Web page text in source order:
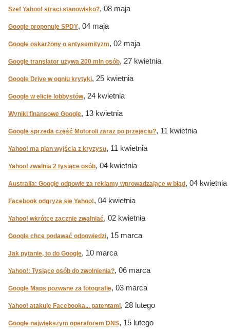
Szef Yahoo! straci stanowisko?, 08 maja
Google proponuje SPDY, 04 maja
Google oskarżony o antysemityzm, 02 maja
Google translator używa 200 mln osób, 27 kwietnia
Google Drive w ogniu krytyki, 25 kwietnia
Google w elicie lobbystów, 24 kwietnia
Wyniki finansowe Google, 13 kwietnia
Google sprzeda część Motoroli zaraz po przejęciu?, 11 kwietnia
Yahoo! ma plan wyjścia z kryzysu, 11 kwietnia
Yahoo! zwalnia 2 tysiące osób, 04 kwietnia
Australia: Google odpowie za reklamy wprowadzające w błąd , 04 kwietnia
Facebook odgryza się Yahoo!, 04 kwietnia
Yahoo! wkrótce zacznie zwalniać, 02 kwietnia
Google chce podawać odpowiedzi, 15 marca
Jak pytanie, to do Google, 10 marca
Yahoo!: Tysiące osób do zwolnienia?, 06 marca
Google Maps pozwane za fotografię, 03 marca
Yahoo! atakuje Facebooka... patentami, 28 lutego
Google największym operatorem DNS, 15 lutego